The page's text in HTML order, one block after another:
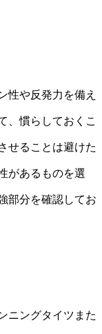
性や反発力を備え
、慣らしておくこ
せることは避けた
があるものを選
部分を確認してお
ニングタイツまた